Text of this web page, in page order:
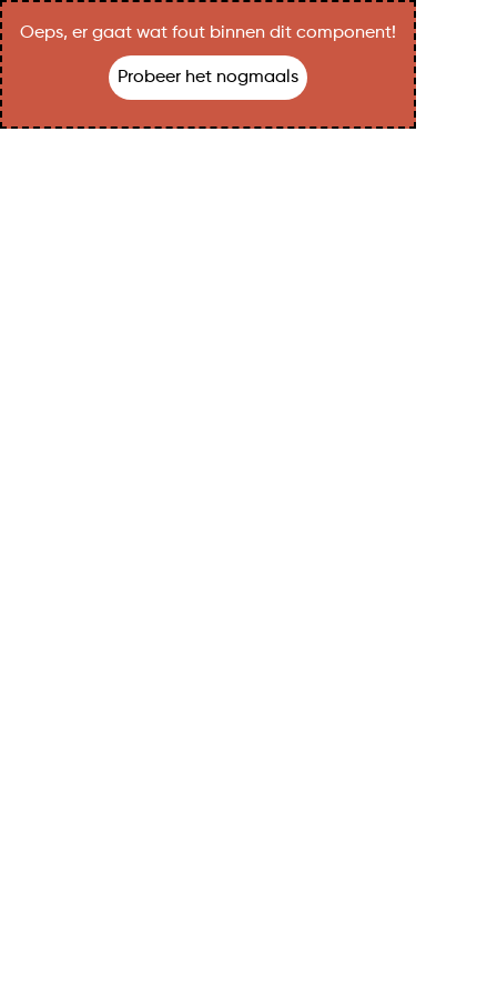
Oeps, er gaat wat fout binnen dit component!
Probeer het nogmaals